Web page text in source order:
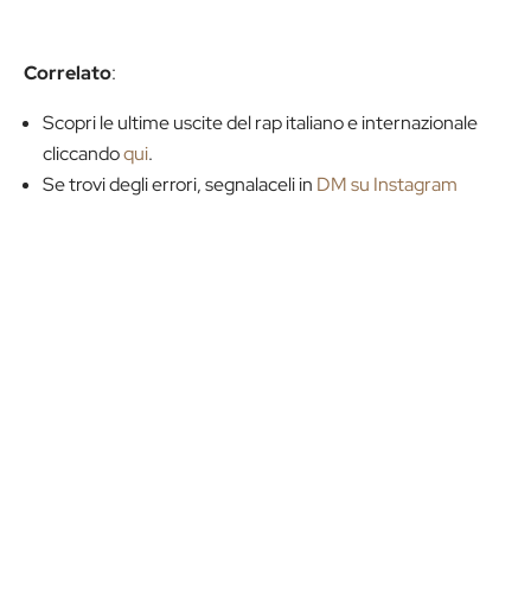
Correlato:
Scopri le ultime uscite del rap italiano e internazionale
cliccandoqui.
Se trovi degli errori, segnalaceli in DM su Instagram